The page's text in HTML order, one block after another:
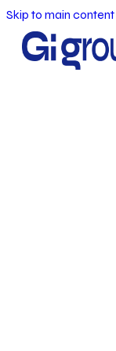
Skip to main content